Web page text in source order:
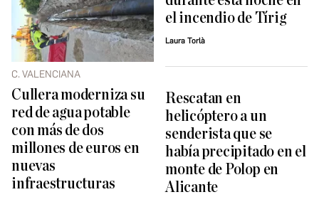
C. VALENCIANA
Cullera moderniza su
red de agua potable
con más de dos
millones de euros en
nuevas
infraestructuras
el incendio de Tírig
Laura Torlà
Rescatan en
helicóptero a un
senderista que se
había precipitado en el
monte de Polop en
Alicante